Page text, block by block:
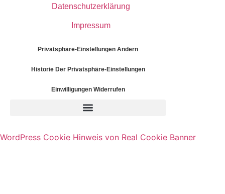
Datenschutzerklärung
Impressum
Privatsphäre-Einstellungen Ändern
Historie Der Privatsphäre-Einstellungen
Einwilligungen Widerrufen
WordPress Cookie Hinweis von Real Cookie Banner